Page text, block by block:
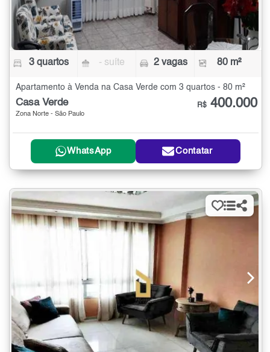
3 quartos - suíte 2 vagas 80 m²
Apartamento à Venda na Casa Verde com 3 quartos - 80 m²
Casa Verde
Zona Norte - São Paulo
R$ 400.000
WhatsApp Contatar